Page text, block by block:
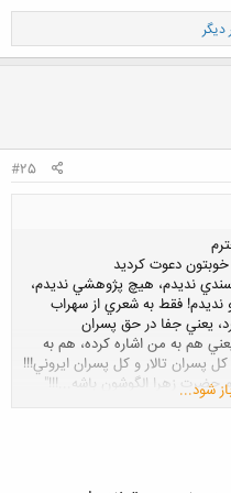
#25
دعوت كرديد
نديدم، هيچ پژوهشي نديدم،
فقط به شعري از سهراب
يعني جفا در حق پسران
هم به من اشاره كرده، هم به
پسران تالار و كل پسران ايروني!!!
حضرت زهرا الگوشون باشه...!!!"
جنسيتي، آدم خوب و بد وجود
همه مردم مورد خطاب قرار
شر شيطان به خدا پناه ميبريم(
بيان شده! حالا اينجوري
شود...